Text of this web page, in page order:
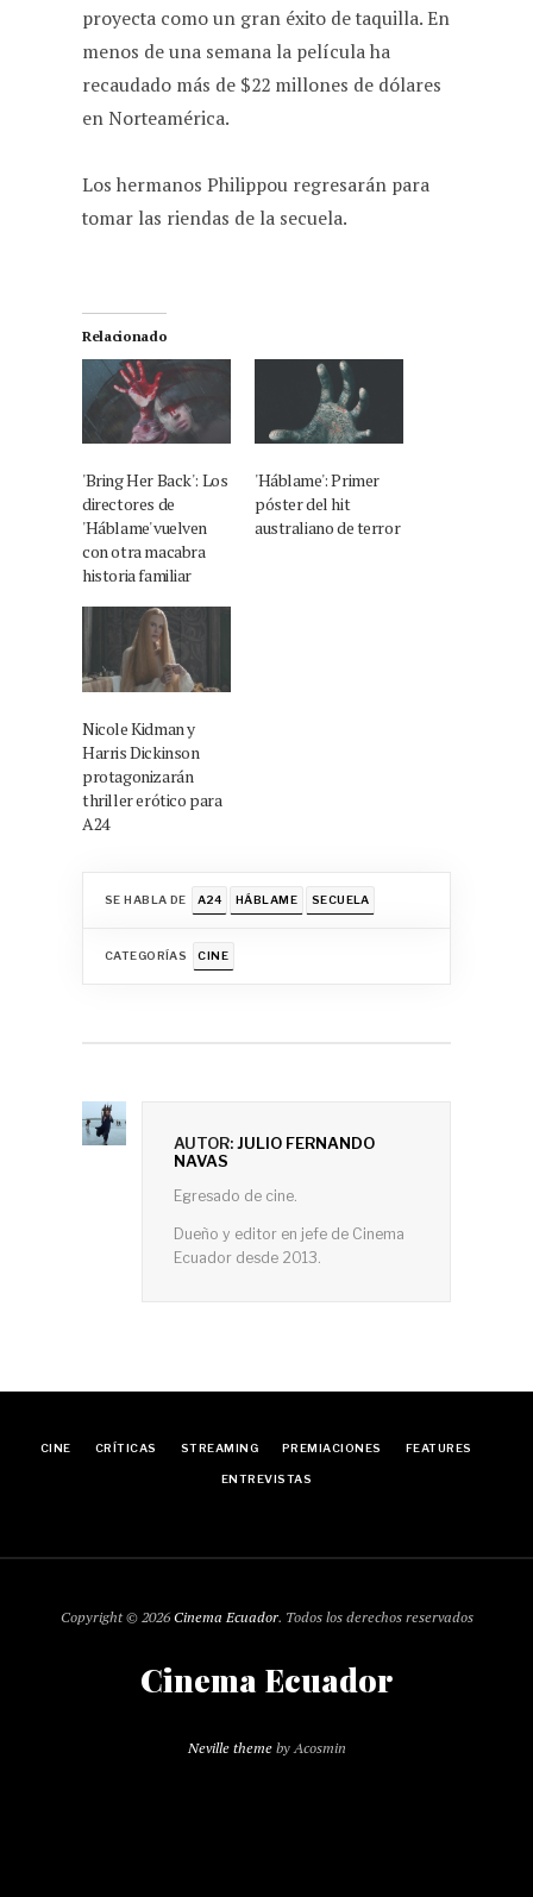
proyecta como un gran éxito de taquilla. En
menos de una semana la película ha
recaudado más de $22 millones de dólares
en Norteamérica.
Los hermanos Philippou regresarán para
tomar las riendas de la secuela.
Relacionado
'Bring Her Back': Los
directores de
'Háblame' vuelven
con otra macabra
historia familiar
'Háblame': Primer
póster del hit
australiano de terror
Nicole Kidman y
Harris Dickinson
protagonizarán
thriller erótico para
A24
SE HABLA DE A24 HÁBLAME SECUELA
CATEGORÍAS CINE
AUTOR:JULIO FERNANDO
NAVAS
Egresado de cine.
Dueño y editor en jefe de Cinema
Ecuador desde 2013.
CINE CRÍTICAS STREAMING PREMIACIONES FEATURES
ENTREVISTAS
Copyright © 2026Cinema Ecuador. Todos los derechos reservados
Cinema Ecuador
Neville themeby Acosmin